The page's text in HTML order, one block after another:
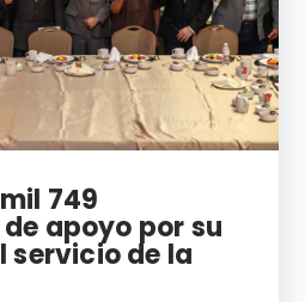
749
apoyo por su
de la